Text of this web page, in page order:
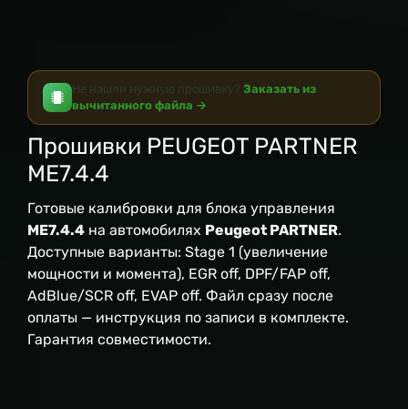
Не нашли нужную прошивку? Заказать из
вычитанного файла →
Прошивки PEUGEOT PARTNER
ME7.4.4
Готовые калибровки для блока управления
ME7.4.4 на автомобилях Peugeot PARTNER.
Доступные варианты: Stage 1 (увеличение
мощности и момента), EGR off, DPF/FAP off,
AdBlue/SCR off, EVAP off. Файл сразу после
оплаты — инструкция по записи в комплекте.
Гарантия совместимости.